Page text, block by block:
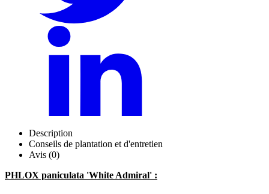
Description
Conseils de plantation et d'entretien
Avis (0)
PHLOX paniculata 'White Admiral' :